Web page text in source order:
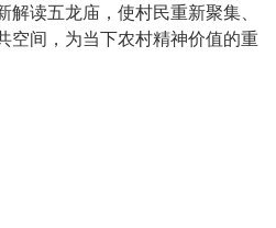
读五龙庙，使村民重新聚集、
空间，为当下农村精神价值的重